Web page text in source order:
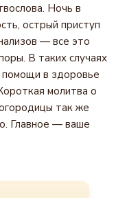
Ночь в
острый приступ
— все это
В таких случаях
в здоровье
молитва о
так же
Главное — ваше